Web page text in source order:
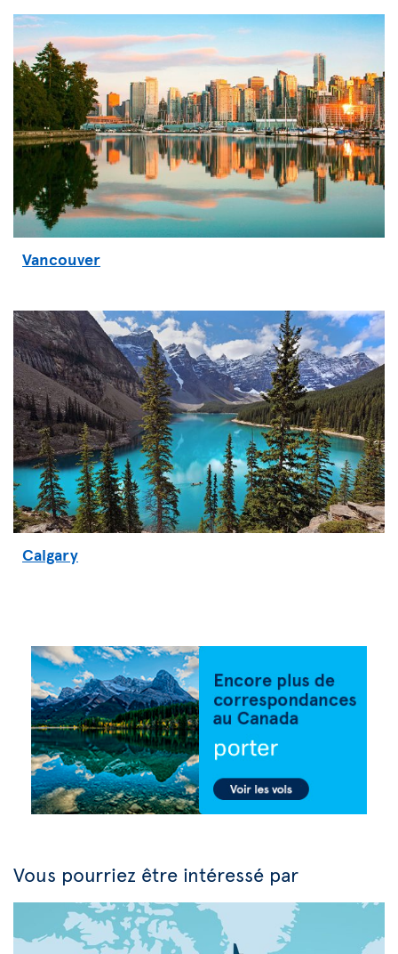
Vancouver
Calgary
Vous pourriez être intéressé par